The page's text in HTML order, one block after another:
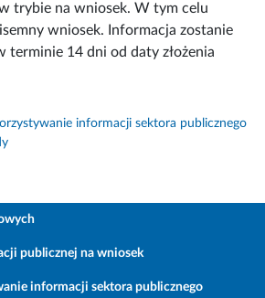
trybie na wniosek. W tym celu
wniosek. Informacja zostanie
terminie 14 dni od daty złożenia
informacji sektora publicznego
publicznej na wniosek
informacji sektora publicznego